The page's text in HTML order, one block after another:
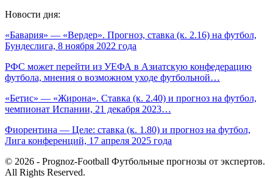
Новости дня:
«Бавария» — «Вердер». Прогноз, ставка (к. 2.16) на футбол,
Бундеслига, 8 ноября 2022 года
РФС может перейти из УЕФА в Азиатскую конфедерацию
футбола, мнения о возможном уходе футбольной…
«Бетис» — «Жирона». Ставка (к. 2.40) и прогноз на футбол,
чемпионат Испании, 21 декабря 2023…
Фиорентина — Целе: ставка (к. 1.80) и прогноз на футбол,
Лига конференций, 17 апреля 2025 года
© 2026 - Prognoz-Football Футбольные прогнозы от экспертов.
All Rights Reserved.